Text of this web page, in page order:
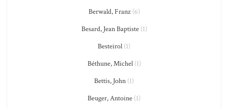
Berwald, Franz(6)
Besard, Jean Baptiste(1)
Besteirol (1)
Béthune, Michel(1)
Bettis, John (1)
Beuger, Antoine (1)